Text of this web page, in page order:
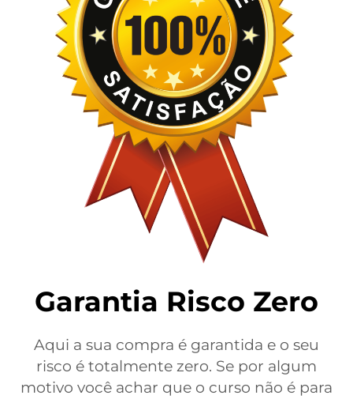
Garantia Risco Zero
Aqui a sua compra é garantida e o seu
risco é totalmente zero. Se por algum
motivo você achar que o curso não é para